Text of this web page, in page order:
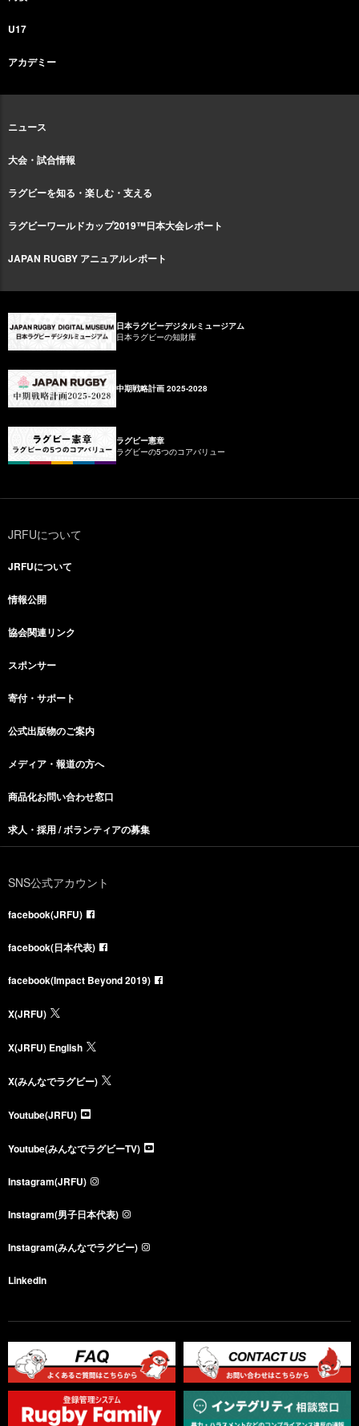
U17
アカデミー
ニュース
大会・試合情報
ラグビーを知る・楽しむ・支える
ラグビーワールドカップ2019™日本大会レポート
JAPAN RUGBY アニュアルレポート
日本ラグビーデジタルミュージアム
日本ラグビーの知財庫
中期戦略計画 2025-2028
ラグビー憲章
ラグビーの5つのコアバリュー
JRFUについて
JRFUについて
情報公開
協会関連リンク
スポンサー
寄付・サポート
公式出版物のご案内
メディア・報道の方へ
商品化お問い合わせ窓口
求人・採用 / ボランティアの募集
SNS公式アカウント
facebook(JRFU)
facebook(日本代表)
facebook(Impact Beyond 2019)
X(JRFU)
X(JRFU) English
X(みんなでラグビー)
Youtube(JRFU)
Youtube(みんなでラグビーTV)
Instagram(JRFU)
Instagram(男子日本代表)
Instagram(みんなでラグビー)
LinkedIn